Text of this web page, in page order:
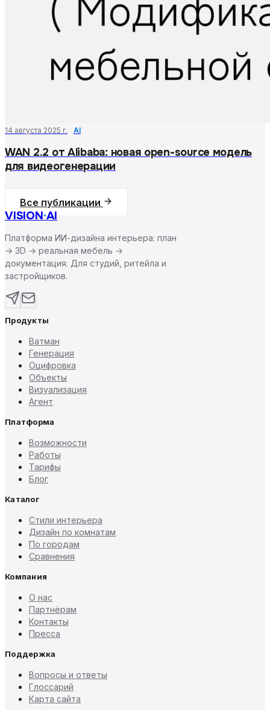
14 августа 2025 г. AI
WAN 2.2 от Alibaba: новая open-source модель
для видеогенерации
Все публикации
VISION·AI
Платформа ИИ-дизайна интерьера: план
→ 3D → реальная мебель →
документация. Для студий, ритейла и
застройщиков.
Продукты
Ватман
Генерация
Оцифровка
Объекты
Визуализация
Агент
Платформа
Возможности
Работы
Тарифы
Блог
Каталог
Стили интерьера
Дизайн по комнатам
По городам
Сравнения
Компания
О нас
Партнёрам
Контакты
Пресса
Поддержка
Вопросы и ответы
Глоссарий
Карта сайта